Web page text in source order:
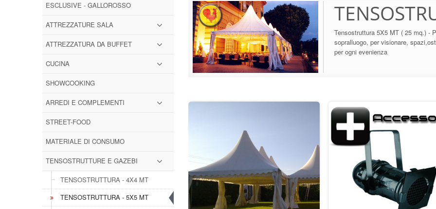
ESCLUSIVE - GALLOROSSO
ATTREZZATURE SALA
ATTREZZATURA DA BUFFET
CUCINA
SHOWCOOKING
ARREDI E COMPLEMENTI
STREET-FOOD
MATERIALE DI CONSUMO
TENSOSTRUTTURE E GAZEBI
TENSOSTRUTTURA - 4X4 MT
TENSOSTRUTTURA - 5X5 MT
Tensostruttura 5X5 MT ( 25 mq.) -
sopralluogo, per visionare,
per ogni evenienza